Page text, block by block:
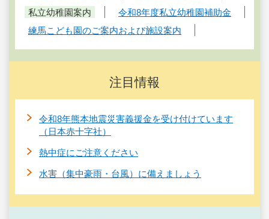
私立幼稚園案内
令和8年度私立幼稚園補助金
練馬こども園のご案内および施設案内
注目情報
令和8年熊本地震災害義援金を受け付けています
（日本赤十字社）
熱中症にご注意ください
水害（集中豪雨・台風）に備えましょう